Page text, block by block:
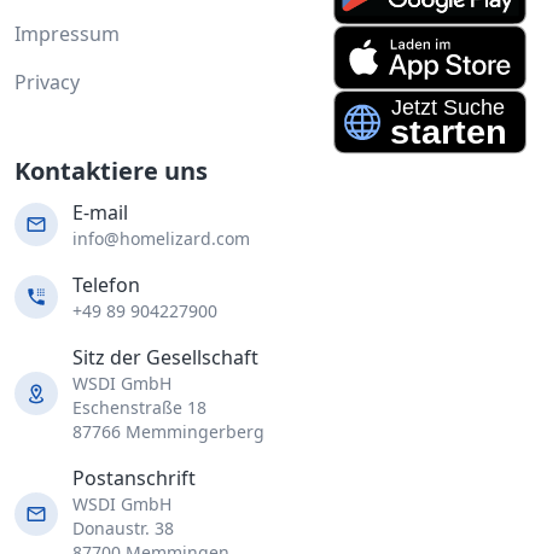
Impressum
Privacy
Kontaktiere uns
E-mail
info@homelizard.com
Telefon
+49 89 904227900
Sitz der Gesellschaft
WSDI GmbH
Eschenstraße 18
87766 Memmingerberg
Postanschrift
WSDI GmbH
Donaustr. 38